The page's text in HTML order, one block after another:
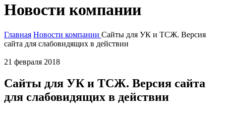
Новости компании
Главная Новости компании Сайты для УК и ТСЖ. Версия
сайта для слабовидящих в действии
21 февраля 2018
Сайты для УК и ТСЖ. Версия сайта
для слабовидящих в действии